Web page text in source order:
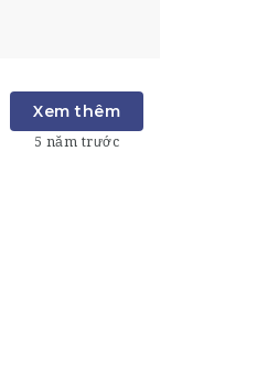
Xem thêm
5 năm trước